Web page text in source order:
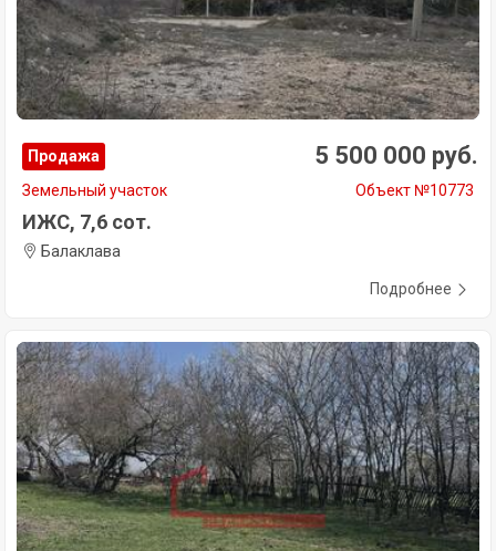
Продажа 5 500 000 руб.
Земельный участок Объект №10773
ИЖС, 7,6 сот.
Балаклава
Подробнее